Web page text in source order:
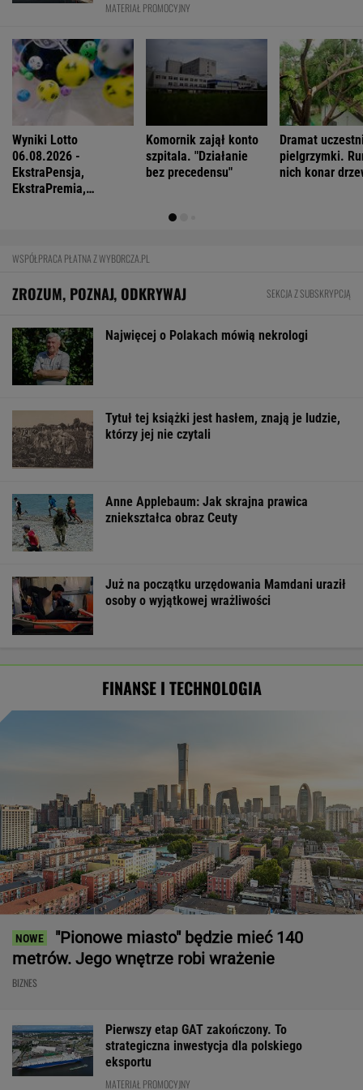
MATERIAŁ PROMOCYJNY
Wyniki Lotto
06.08.2026 -
EkstraPensja,
EkstraPremia,
Komornik zajął konto
szpitala. "Działanie
bez precedensu"
Dramat
pielgrzymki.
nich konar
WSPÓŁPRACA PŁATNA Z WYBORCZA.PL
ZROZUM, POZNAJ, ODKRYWAJ SEKCJA Z SUBSKRYPCJĄ
Najwięcej o Polakach mówią nekrologi
Tytuł tej książki jest hasłem, znają je ludzie,
którzy jej nie czytali
Anne Applebaum: Jak skrajna prawica
zniekształca obraz Ceuty
Już na początku urzędowania Mamdani uraził
osoby o wyjątkowej wrażliwości
FINANSE I TECHNOLOGIA
"Pionowe miasto" będzie mieć 140
metrów. Jego wnętrze robi wrażenie
BIZNES
Pierwszy etap GAT zakończony. To
strategiczna inwestycja dla polskiego
eksportu
MATERIAŁ PROMOCYJNY